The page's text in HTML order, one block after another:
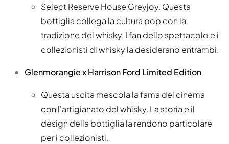
Select Reserve House Greyjoy. Questa
bottiglia collega la cultura pop con la
tradizione del whisky. I fan dello spettacolo e i
collezionisti di whisky la desiderano entrambi.
Glenmorangie x Harrison Ford Limited Edition
Questa uscita mescola la fama del cinema
con l'artigianato del whisky. La storia e il
design della bottiglia la rendono particolare
per i collezionisti.